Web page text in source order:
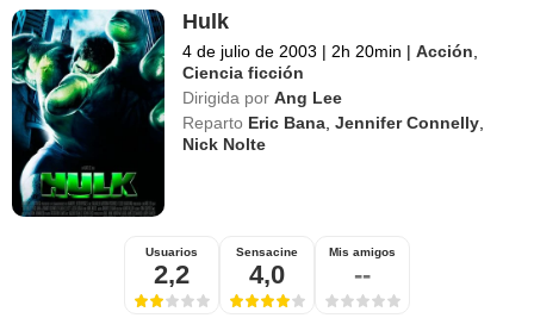
Hulk
4 de julio de 2003 | 2h 20min | Acción,
Ciencia ficción
Dirigida por Ang Lee
Reparto Eric Bana,Jennifer Connelly,
Nick Nolte
Usuarios
2,2
Sensacine
4,0
Mis amigos
--